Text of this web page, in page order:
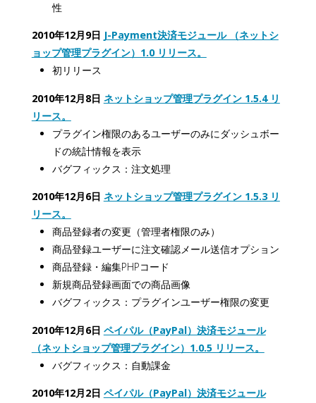
性
2010年12月9日 J-Payment決済モジュール （ネットシ
ョップ管理プラグイン）1.0 リリース。
初リリース
2010年12月8日 ネットショップ管理プラグイン 1.5.4 リ
リース。
プラグイン権限のあるユーザーのみにダッシュボー
ドの統計情報を表示
バグフィックス：注文処理
2010年12月6日 ネットショップ管理プラグイン 1.5.3 リ
リース。
商品登録者の変更（管理者権限のみ）
商品登録ユーザーに注文確認メール送信オプション
商品登録・編集PHPコード
新規商品登録画面での商品画像
バグフィックス：プラグインユーザー権限の変更
2010年12月6日 ペイパル（PayPal）決済モジュール
（ネットショップ管理プラグイン）1.0.5 リリース。
バグフィックス：自動課金
2010年12月2日 ペイパル（PayPal）決済モジュール